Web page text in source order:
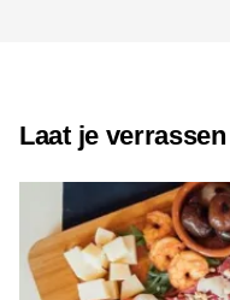
Laat je